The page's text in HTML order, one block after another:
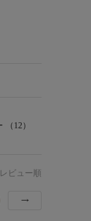
12）
レビュー順